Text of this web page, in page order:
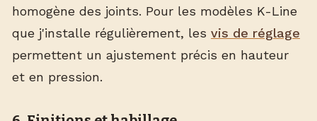
homogène des joints. Pour les modèles K-Line
que j'installe régulièrement, les vis de réglage
permettent un ajustement précis en hauteur
et en pression.